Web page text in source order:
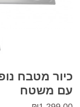
כיור מטבח
עם משטח